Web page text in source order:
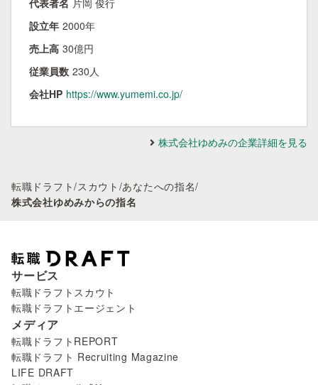
代表者名 片岡 俊行
設立年 2000年
売上高 30億円
従業員数 230人
会社HP https://www.yumemi.co.jp/
株式会社ゆめみの企業詳細を見る
転職ドラフト/スカウト /あなたへの指名/
株式会社ゆめみからの指名
サービス
転職ドラフトスカウト
転職ドラフトエージェント
メディア
転職ドラフトREPORT
転職ドラフト Recruiting Magazine
LIFE DRAFT